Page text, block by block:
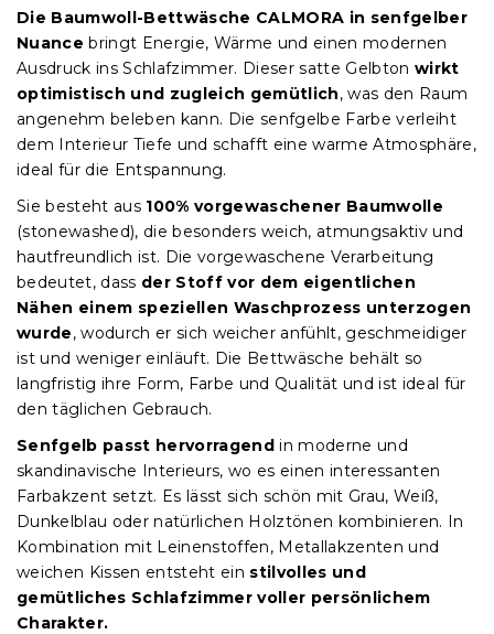
Die Baumwoll-Bettwäsche CALMORA in senfgelber
Nuance bringt Energie, Wärme und einen modernen
Ausdruck ins Schlafzimmer. Dieser satte Gelbtonwirkt
optimistisch und zugleich gemütlich, was den Raum
angenehm beleben kann. Die senfgelbe Farbe verleiht
dem Interieur Tiefe und schafft eine warme Atmosphäre,
ideal für die Entspannung.
Sie besteht aus 100% vorgewaschener Baumwolle
(stonewashed), die besonders weich, atmungsaktiv und
hautfreundlich ist. Die vorgewaschene Verarbeitung
bedeutet, dass der Stoff vor dem eigentlichen
Nähen einem speziellen Waschprozess unterzogen
wurde, wodurch er sich weicher anfühlt, geschmeidiger
ist und weniger einläuft. Die Bettwäsche behält so
langfristig ihre Form, Farbe und Qualität und ist ideal für
den täglichen Gebrauch.
Senfgelb passt hervorragend in moderne und
skandinavische Interieurs, wo es einen interessanten
Farbakzent setzt. Es lässt sich schön mit Grau, Weiß,
Dunkelblau oder natürlichen Holztönen kombinieren. In
Kombination mit Leinenstoffen, Metallakzenten und
weichen Kissen entsteht ein stilvolles und
gemütliches Schlafzimmer voller persönlichem
Charakter.